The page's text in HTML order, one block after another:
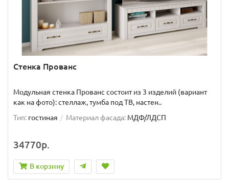
Стенка Прованс
Модульная стенка Прованс состоит из 3 изделий (вариант
как на фото): стеллаж, тумба под ТВ, настен..
Тип: гостиная Материал фасада: МДФ/ЛДСП
34770р.
В корзину